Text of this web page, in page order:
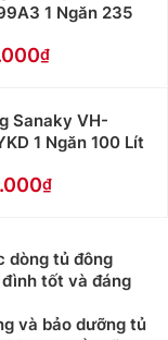
1 Ngăn 235
Sanaky VH-
1 Ngăn 100 Lít
dòng tủ đông
tốt và đáng
và bảo dưỡng tủ